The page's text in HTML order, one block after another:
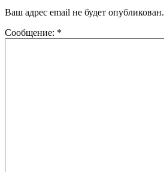
Ваш адрес email не будет опубликован.
Сообщение: *